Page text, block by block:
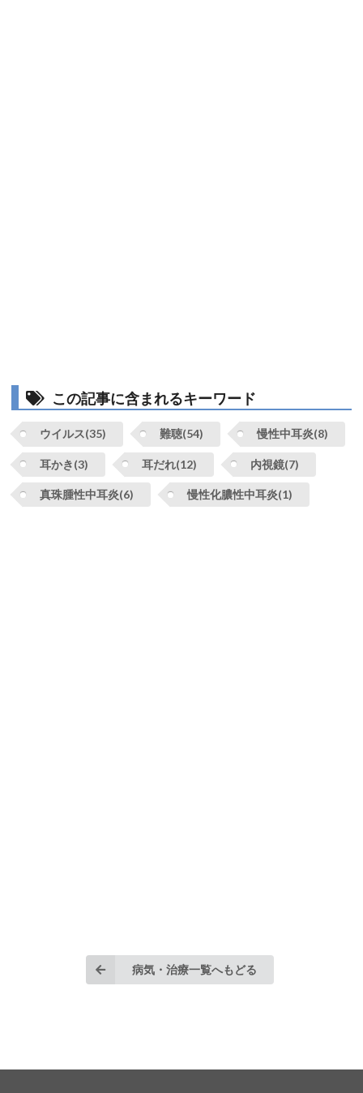
この記事に含まれるキーワード
ウイルス(35) 難聴(54) 慢性中耳炎(8)
耳かき(3) 耳だれ(12) 内視鏡(7)
真珠腫性中耳炎(6) 慢性化膿性中耳炎(1)
病気・治療一覧へもどる